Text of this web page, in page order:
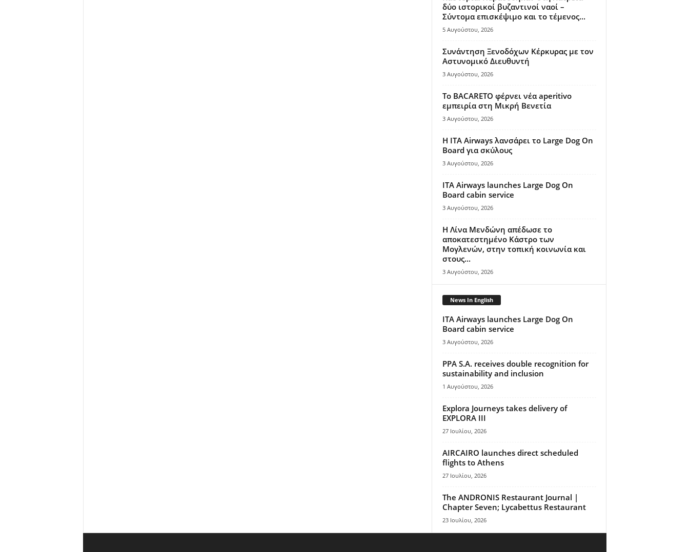
δύο ιστορικοί βυζαντινοί ναοί –
Σύντομα επισκέψιμο και το τέμενος...
5 Αυγούστου, 2026
Συνάντηση Ξενοδόχων Κέρκυρας με τον
Αστυνομικό Διευθυντή
3 Αυγούστου, 2026
Το BACARETO φέρνει νέα aperitivo
εμπειρία στη Μικρή Βενετία
3 Αυγούστου, 2026
Η ITA Airways λανσάρει το Large Dog On
Board για σκύλους
3 Αυγούστου, 2026
ITA Airways launches Large Dog On
Board cabin service
3 Αυγούστου, 2026
Η Λίνα Μενδώνη απέδωσε το
αποκατεστημένο Κάστρο των
Μογλενών, στην τοπική κοινωνία και
στους...
3 Αυγούστου, 2026
News In English
ITA Airways launches Large Dog On
Board cabin service
3 Αυγούστου, 2026
PPA S.A. receives double recognition for
sustainability and inclusion
1 Αυγούστου, 2026
Explora Journeys takes delivery of
EXPLORA III
27 Ιουλίου, 2026
AIRCAIRO launches direct scheduled
flights to Athens
27 Ιουλίου, 2026
The ANDRONIS Restaurant Journal |
Chapter Seven; Lycabettus Restaurant
23 Ιουλίου, 2026